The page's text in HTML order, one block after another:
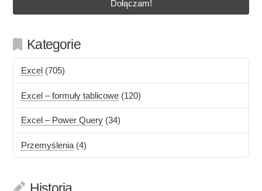
Kategorie
Excel (705)
Excel – formuły tablicowe (120)
Excel – Power Query (34)
Przemyślenia (4)